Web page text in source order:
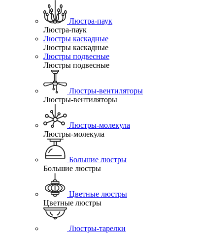
Люстра-паук
Люстра-паук
Люстры каскадные
Люстры каскадные
Люстры подвесные
Люстры подвесные
Люстры-вентиляторы
Люстры-вентиляторы
Люстры-молекула
Люстры-молекула
Большие люстры
Большие люстры
Цветные люстры
Цветные люстры
Люстры-тарелки